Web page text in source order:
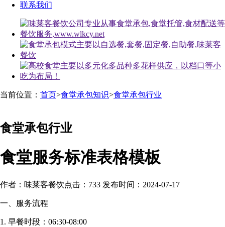
联系我们
当前位置： 首页>食堂承包知识>食堂承包行业
食堂承包行业
食堂服务标准表格模板
作者：味莱客餐饮点击：733 发布时间：2024-07-17
一、服务流程
1. 早餐时段：06:30-08:00